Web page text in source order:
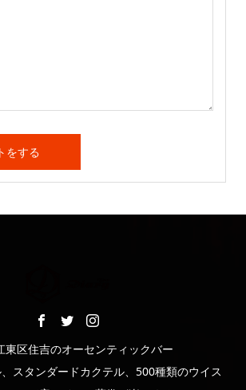
東区住吉のオーセンティックバー
スタンダードカクテル、500種類のウイス